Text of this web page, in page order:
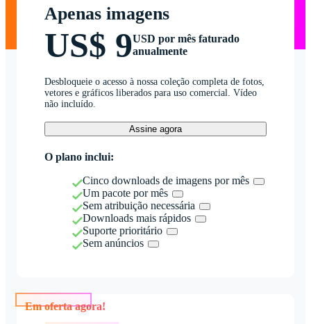
Apenas imagens
US$ 9USD por mês faturado
anualmente
Desbloqueie o acesso à nossa coleção completa de fotos,
vetores e gráficos liberados para uso comercial. Vídeo
não incluído.
Assine agora
O plano inclui:
Cinco downloads de imagens por mês
Um pacote por mês
Sem atribuição necessária
Downloads mais rápidos
Suporte prioritário
Sem anúncios